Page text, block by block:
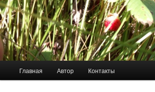
Главная Автор Контакты